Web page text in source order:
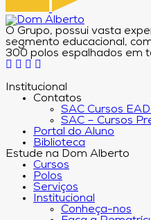
O Grupo, possui vasta
segmento educacional,
300 polos espalhados em
Institucional
Contatos
SAC Cursos
SAC – Cursos
Portal do Aluno
Biblioteca
Estude na Dom Alberto
Cursos
Polos
Serviços
Institucional
Conheça-nos